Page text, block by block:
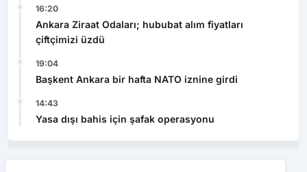
16:20
Ankara Ziraat Odaları; hububat alım fiyatları
çiftçimizi üzdü
19:04
Başkent Ankara bir hafta NATO iznine girdi
14:43
Yasa dışı bahis için şafak operasyonu